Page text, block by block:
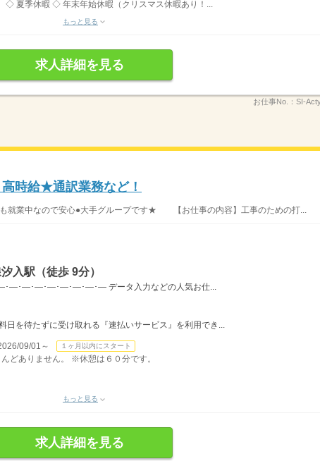
◇ 夏季休暇 ◇ 年末年始休暇（クリスマス休暇あり！...
もっと見る
求人詳細を見る
お仕事No.： SI-
時給★通訳業務など！
も就業中なので安心●大手グループです★ 【お仕事の内容】工事のための打...
入駅（徒歩 9分）
―･―･―･―･―･―･―･― データ入力などの人気お仕...
日を待たずに受け取れる『速払いサービス』を利用でき...
09/01～ １ヶ月以内にスタート
どありません。 ※休憩は６０分です。
もっと見る
求人詳細を見る